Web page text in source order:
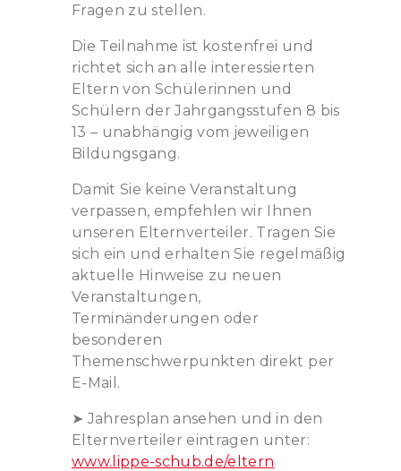
Fragen zu stellen.
Die Teilnahme ist kostenfrei und
richtet sich an alle interessierten
Eltern von Schülerinnen und
Schülern der Jahrgangsstufen 8 bis
13 – unabhängig vom jeweiligen
Bildungsgang.
Damit Sie keine Veranstaltung
verpassen, empfehlen wir Ihnen
unseren Elternverteiler. Tragen Sie
sich ein und erhalten Sie regelmäßig
aktuelle Hinweise zu neuen
Veranstaltungen,
Terminänderungen oder
besonderen
Themenschwerpunkten direkt per
E-Mail.
➤ Jahresplan ansehen und in den
Elternverteiler eintragen unter:
www.lippe-schub.de/eltern